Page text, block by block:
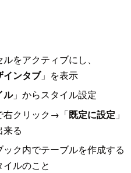
をアクティブにし、
インタブ」を表示
ル」からスタイル設定
右クリック→「既定に設定 」
来る
ック内でテーブルを作成する
ルのこと